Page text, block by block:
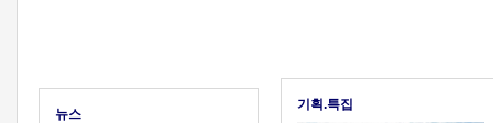
뉴스
기획.특집